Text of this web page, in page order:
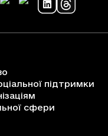
підтримки
сфери